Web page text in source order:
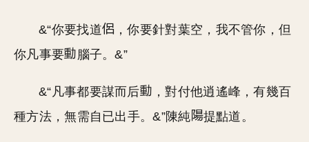
&“你要找道
，你要針對葉空，我不管你，但
你凡事要
腦子。&”
&“凡事都要謀而后
，對付他逍遙峰，有幾百
種方法，無需自已出手。&”陳純
提點道。